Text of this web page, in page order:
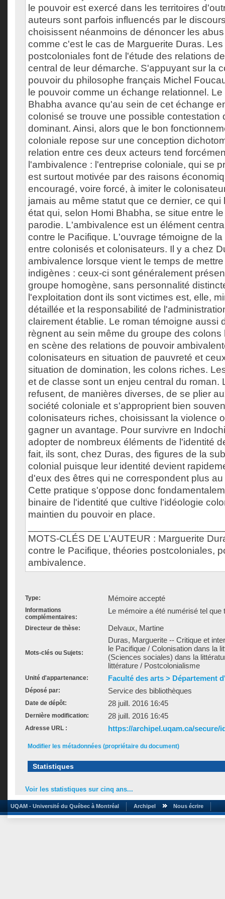
le pouvoir est exercé dans les territoires
auteurs sont parfois influencés par le
choisissent néanmoins de dénoncer les
comme c'est le cas de Marguerite Duras.
postcoloniales font de l'étude des relations
central de leur démarche. S'appuyant sur la
pouvoir du philosophe français Michel
le pouvoir comme un échange relationnel.
Bhabha avance qu'au sein de cet échange
colonisé se trouve une possible contestation
dominant. Ainsi, alors que le bon
coloniale repose sur une conception
relation entre ces deux acteurs tend
l'ambivalence : l'entreprise coloniale, qui se
est surtout motivée par des raisons
encouragé, voire forcé, à imiter le
jamais au même statut que ce dernier, ce
état qui, selon Homi Bhabha, se situe entre
parodie. L'ambivalence est un élément
contre le Pacifique. L'ouvrage témoigne de
entre colonisés et colonisateurs. Il y a chez
ambivalence lorsque vient le temps de
indigènes : ceux-ci sont généralement
groupe homogène, sans personnalité
l'exploitation dont ils sont victimes est, elle,
détaillée et la responsabilité de
clairement établie. Le roman témoigne aussi
règnent au sein même du groupe des colons
en scène des relations de pouvoir
colonisateurs en situation de pauvreté et
situation de domination, les colons riches.
et de classe sont un enjeu central du roman.
refusent, de manières diverses, de se plier
société coloniale et s'approprient bien
colonisateurs riches, choisissant la violence
gagner un avantage. Pour survivre en
adopter de nombreux éléments de l'identité
fait, ils sont, chez Duras, des figures de la
colonial puisque leur identité devient
d'eux des êtres qui ne correspondent plus
Cette pratique s'oppose donc
binaire de l'identité que cultive l'idéologie
maintien du pouvoir en place.
MOTS-CLÉS DE L’AUTEUR : Marguerite
contre le Pacifique, théories postcoloniales,
ambivalence.
Type: Mémoire accepté
Informations
complémentaires:
Le mémoire a été numérisé tel que
Directeur de thèse: Delvaux, Martine
Mots-clés ou Sujets:
Duras, Marguerite -- Critique et
le Pacifique / Colonisation dans la
(Sciences sociales) dans la
littérature / Postcolonialisme
Unité d'appartenance: Faculté des arts > Département
Déposé par: Service des bibliothèques
Date de dépôt: 28 juill. 2016 16:45
Dernière modification: 28 juill. 2016 16:45
Adresse URL : https://archipel.uqam.ca/secure/
Modifier les métadonnées (propriétaire du document)
Statistiques
Voir les statistiques sur cinq ans...
UQAM - Université du Québec à Montréal Archipel Nous écrire